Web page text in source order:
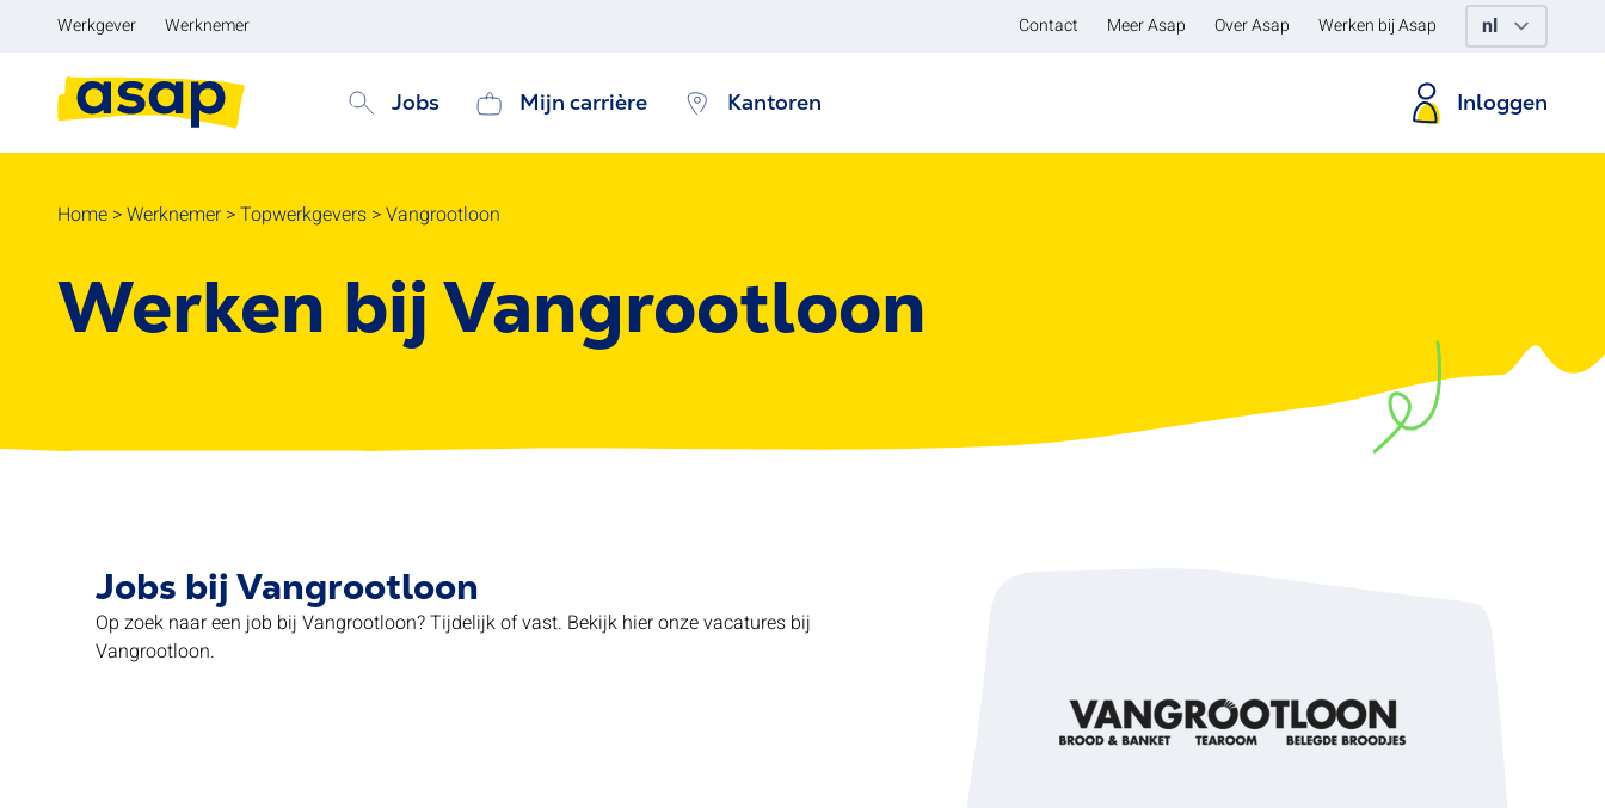
Werkgever Werknemer Contact Meer Asap Over Asap Werken bij Asap
Jobs Mijn carrière Kantoren Inloggen
Home >Werknemer >Topwerkgevers >Vangrootloon
Werken bij Vangrootloon
Jobs bij Vangrootloon
Op zoek naar een job bij Vangrootloon? Tijdelijk of vast. Bekijk hier onze vacatures bij
Vangrootloon.